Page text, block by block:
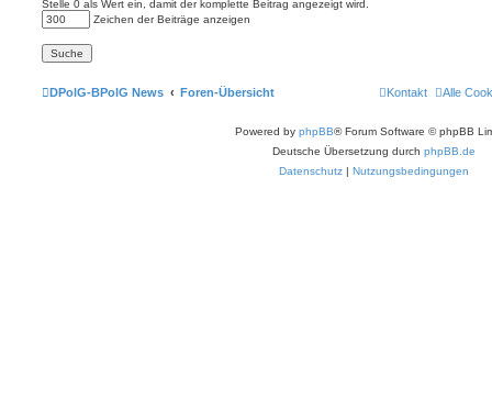
Stelle 0 als Wert ein, damit der komplette Beitrag angezeigt wird.
Zeichen der Beiträge anzeigen
DPolG-BPolG News Foren-Übersicht Alle
Kontakt
Powered by phpBB® Forum Software © phpBB
Deutsche Übersetzung durch phpBB.de
Datenschutz | Nutzungsbedingungen